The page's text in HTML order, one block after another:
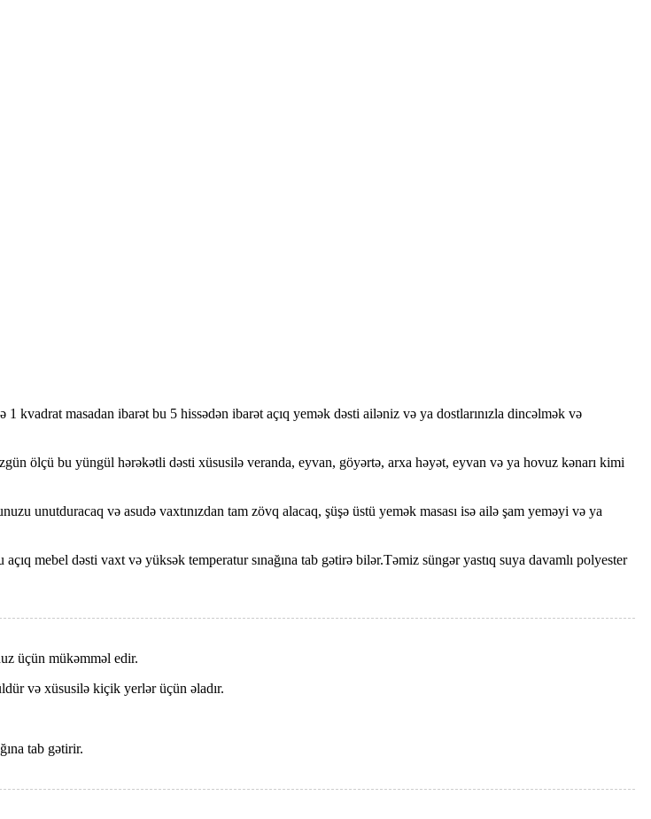
masadan ibarət bu 5 hissədən ibarət açıq yemək dəsti ailəniz və ya dostlarınızla dincəlmək və
ölçü bu yüngül hərəkətli dəsti xüsusilə veranda, eyvan, göyərtə, arxa həyət, eyvan və ya hovuz kənarı kimi
və asudə vaxtınızdan tam zövq alacaq, şüşə üstü yemək masası isə ailə şam yeməyi və ya
mebel dəsti vaxt və yüksək temperatur sınağına tab gətirə bilər.Təmiz süngər yastıq suya davamlı polyester
üçün mükəmməl edir.
və xüsusilə kiçik yerlər üçün əladır.
tab gətirir.